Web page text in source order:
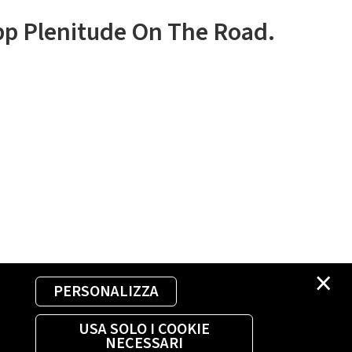
×
PERSONALIZZA
USA SOLO I COOKIE
NECESSARI
Plenitude On The Road.